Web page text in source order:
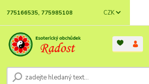
CZK
775166535, 775985108